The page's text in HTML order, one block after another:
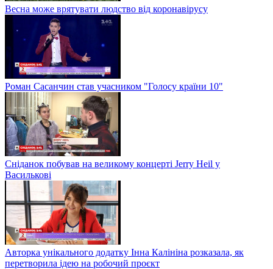
Весна може врятувати людство від коронавірусу
Роман Сасанчин став учасником "Голосу країни 10"
Сніданок побував на великому концерті Jerry Heil у
Василькові
Авторка унікального додатку Інна Калініна розказала, як
перетворила ідею на робочий проєкт